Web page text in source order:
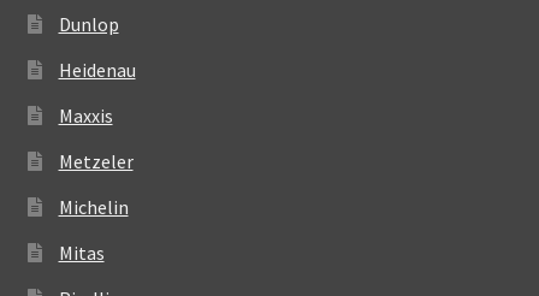
Dunlop
Heidenau
Maxxis
Metzeler
Michelin
Mitas